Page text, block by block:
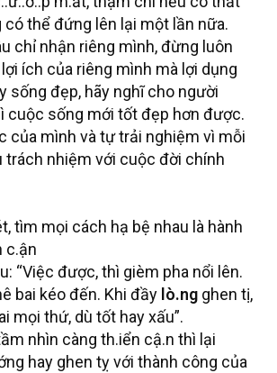
có thể đứng lên lại một lần nữa.
chỉ nhận riêng mình, đừng luôn
ích của riêng mình mà lợi dụng
sống đẹp, hãy nghĩ cho người
cuộc sống mới tốt đẹp hơn được.
của mình và tự trải nghiệm vì mỗi
trách nhiệm với cuộc đời chính
tìm mọi cách hạ bệ nhau là hành
c.ận
“Việc được, thì gièm pha nổi lên.
bai kéo đến. Khi đầy lò.ng ghen tị,
mọi thứ, dù tốt hay xấu”.
nhìn càng th.iển cậ.n thì lại
hay ghen tỵ với thành công của